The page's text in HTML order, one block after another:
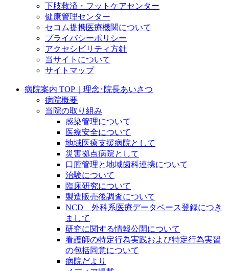
下肢救済・フットケアセンター
健康管理センター
セコム提携医療機関について
プライバシーポリシー
アクセシビリティ方針
当サイトについて
サイトマップ
病院案内 TOP｜理念･院長あいさつ
病院概要
当院の取り組み
感染管理について
医療安全について
地域医療支援病院として
災害拠点病院として
口腔管理と地域歯科連携について
治験について
臨床研究について
製造販売後調査について
NCD 外科系医療データベース登録につき
まして
研究に関する情報公開について
看護師の特定行為実践および特定行為実習
の包括同意について
病院だより